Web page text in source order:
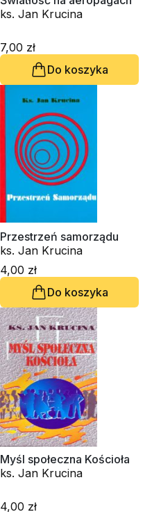
ks. Jan Krucina
7,00 zł
Do koszyka
Przestrzeń samorządu
ks. Jan Krucina
4,00 zł
Do koszyka
Myśl społeczna Kościoła
ks. Jan Krucina
4,00 zł